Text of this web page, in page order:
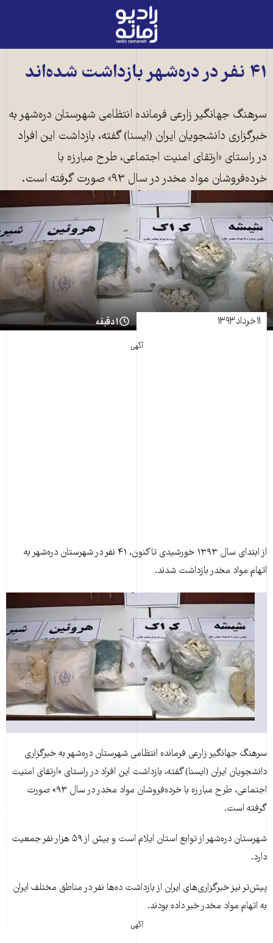
رادیو
زمانه
صفحه
۴۱ نفر در دره‌شهر بازداشت شده‌اند
سرهنگ جهانگیر زارعی فرمانده انتظامی شهرستان دره‌شهر به
خبرگزاری دانشجویان ایران (ایسنا) گفته، بازداشت این افراد
در راستای «ارتقای امنیت اجتماعی، طرح مبارزه با
خرده‌فروشان مواد مخدر در سال ۹۳» صورت گرفته است.
۱۱ خرداد ۱۳۹۳ ۱ دقیقه
آگهی
از ابتدای سال ۱۳۹۳ خورشیدی تاکنون، ۴۱ نفر در شهرستان دره‌شهر به
اتهام مواد مخدر بازداشت شدند.
سرهنگ جهانگیر زارعی فرمانده انتظامی شهرستان دره‌شهر به خبرگزاری
دانشجویان ایران (ایسنا) گفته، بازداشت این افراد در راستای «ارتقای امنیت
اجتماعی، طرح مبارزه با خرده‌فروشان مواد مخدر در سال ۹۳» صورت
گرفته است.
شهرستان دره‌شهر از توابع استان ایلام است و بیش از ۵۹ هزار نفر جمعیت
دارد.
پیش‌تر نیز خبرگزاری‌های ایران از بازداشت ده‌ها نفر در مناطق مختلف ایران
به اتهام مواد مخدر خبر داده بودند.
آگهی